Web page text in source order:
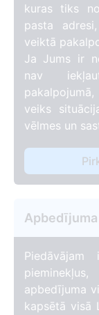
1
6
kuras tiks
pasta
veiktā
Ja Jums ir
nav
veiks
vēlmes un
apbedījuma
kapsētā visā